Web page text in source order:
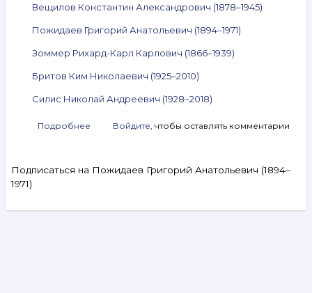
Вещилов Константин Александрович (1878–1945)
Пожидаев Григорий Анатольевич (1894–1971)
Зоммер Рихард-Карл Карлович (1866–1939)
Бритов Ким Николаевич (1925–2010)
Силис Николай Андреевич (1928–2018)
Подробнее
№ 34.
Пожидаев,
Войдите , чтобы оставлять комментарии
Подписаться на Пожидаев Григорий Анатольевич (1894–
1971)